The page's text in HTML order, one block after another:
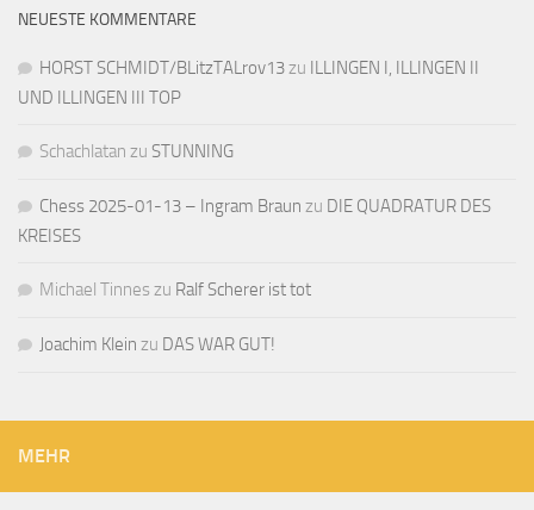
NEUESTE KOMMENTARE
HORST SCHMIDT/BLitzTALrov13zu ILLINGEN I, ILLINGEN II
UND ILLINGEN III TOP
Schachlatan zu STUNNING
Chess 2025-01-13 – Ingram Braun zu DIE QUADRATUR DES
KREISES
Michael Tinnes zu Ralf Scherer ist tot
Joachim Klein zu DAS WAR GUT!
MEHR